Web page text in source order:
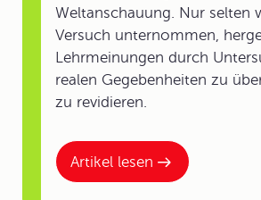
Artikel lesen
Weltanschauung. Nur selten
Versuch unternommen,
Lehrmeinungen durch
realen Gegebenheiten zu
zu revidieren.